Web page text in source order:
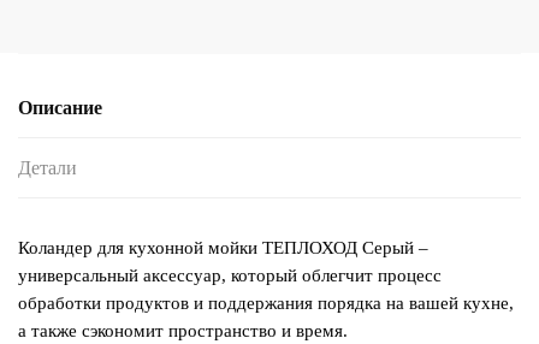
Описание
Детали
Коландер для кухонной мойки ТЕПЛОХОД Серый –
универсальный аксессуар, который облегчит процесс
обработки продуктов и поддержания порядка на вашей кухне,
а также сэкономит пространство и время.